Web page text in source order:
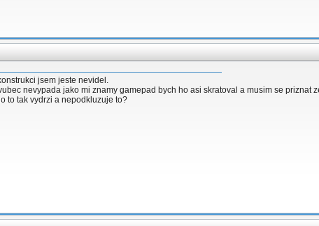
jsem jeste nevidel.
nevypada jako mi znamy gamepad bych ho asi skratoval a musim se
to tak vydrzi a nepodkluzuje to?